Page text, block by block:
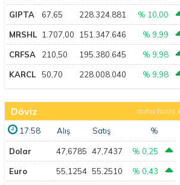
GIPTA 67,65 228.324.881 % 10,00
MRSHL 1.707,00 151.347.646 % 9,99
CRFSA 210,50 195.380.645 % 9,98
KARCL 50,70 228.008.040 % 9,98
Döviz daha fazla
17:58 Alış Satış %
Dolar 47,6785 47,7437 % 0,25
Euro 55,1254 55,2510 % 0,43